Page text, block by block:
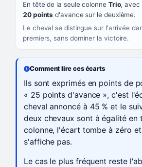
En tête de la seule colonne Trio, avec
20 points d'avance sur le deuxième.
Le cheval se distingue sur l'arrivée
premiers, sans dominer la victoire.
Comment lire ces écarts
Ils sont exprimés en points de
« 25 points d'avance », c'est
cheval annoncé à 45 % et le
deux chevaux sont à égalité en
colonne, l'écart tombe à zéro
s'affiche pas.
Le cas le plus fréquent reste